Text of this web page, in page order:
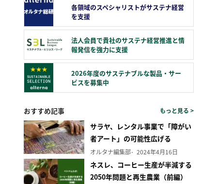
各領域のスペシャリストがサステナ経営
を支援
法人会員で貴社のサステナ経営推進と情
報発信を強力に支援
2026年度のサステナブルな製品・サー
ビスを募集中
おすすめ記事 もっと見る >
サラヤ、レンタル事業で「障がい
者アート」の可能性広げる
オルタナ編集部 2024年4月16日
ネスレ、コーヒー生産が半減する
2050年問題と再生農業（前編）